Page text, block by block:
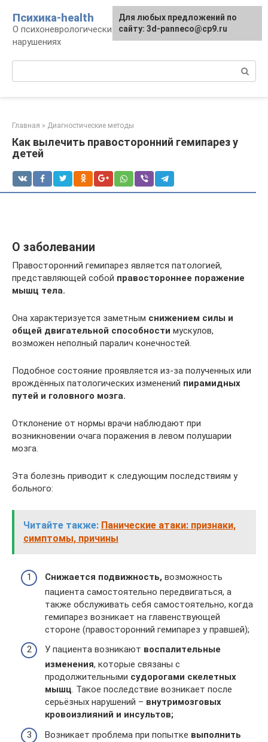
контенту
Психика-health
О психоневрологических патологиях и
нарушениях
Главная » Диагностические методы
Как вылечить правосторонний гемипарез у
детей
О заболевании
Правосторонний гемипарез является патологией,
представляющей собой правостороннее поражение
мышц тела.
Она характеризуется заметным снижением силы и
общей двигательной способности мускулов,
возможен неполный паралич конечностей.
Подобное состояние проявляется из-за полученных или
врождённых патологических изменений пирамидных
путей и головного мозга.
Отклонение от нормы врачи наблюдают при
возникновении очага поражения в левом полушарии
мозга.
Эта болезнь приводит к следующим последствиям у
больного:
Читайте также: Панические атаки: признаки,
симптомы, причины
Снижается подвижность, возможность
пациента самостоятельно передвигаться, а
также обслуживать себя самостоятельно, когда
гемипарез возникает на главенствующей
стороне (правосторонний гемипарез у правшей);
У пациента возникают воспалительные
изменения, которые связаны с
продолжительными судорогами скелетных
мышц. Такое последствие возникает после
серьёзных нарушений – внутримозговых
кровоизлияний и инсультов;
Возникает проблема при попытке выполнить
Для любых предложений по
сайту: 3d-panneco@cp9.ru